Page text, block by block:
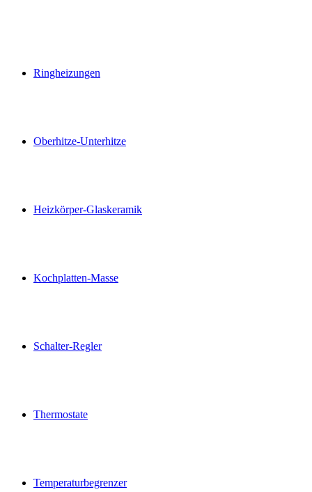
Ringheizungen
Oberhitze-Unterhitze
Heizkörper-Glaskeramik
Kochplatten-Masse
Schalter-Regler
Thermostate
Temperaturbegrenzer